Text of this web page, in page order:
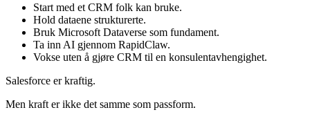
Start med et CRM folk kan bruke.
Hold dataene strukturerte.
Bruk Microsoft Dataverse som fundament.
Ta inn AI gjennom RapidClaw.
Vokse uten å gjøre CRM til en konsulentavhengighet.
Salesforce er kraftig.
Men kraft er ikke det samme som passform.